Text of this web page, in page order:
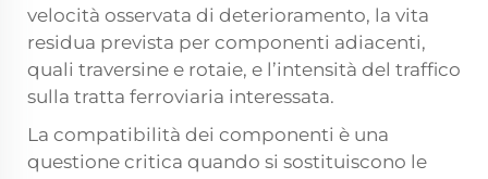
velocità osservata di deterioramento, la vita
residua prevista per componenti adiacenti,
quali traversine e rotaie, e l’intensità del traffico
sulla tratta ferroviaria interessata.
La compatibilità dei componenti è una
questione critica quando si sostituiscono le